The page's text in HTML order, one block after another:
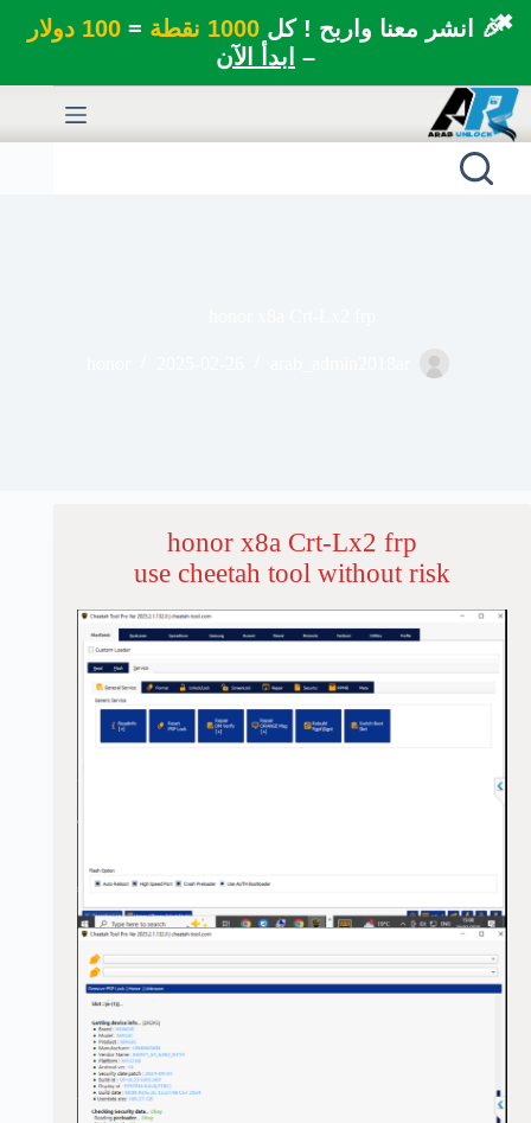
🎉 انشر معنا واربح ! كل1000 نقطة =100 دولار
– ابدأ الآن
✖
التجاوز
إلى
المحتوى
honor x8a Crt-Lx2 frp
use cheetah tool without risk